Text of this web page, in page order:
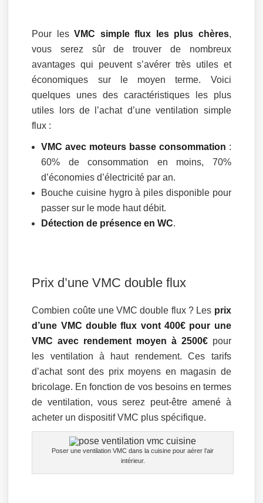
Pour lesVMC simple flux les plus chères,
vous serez sûr de trouver de nombreux
avantages qui peuvent s’avérer très utiles et
économiques sur le moyen terme. Voici
quelques unes des caractéristiques les plus
utiles lors de l’achat d’une ventilation simple
flux :
VMC avec moteurs basse consommation :
60% de consommation en moins, 70%
d’économies d’électricité par an.
Bouche cuisine hygro à piles disponible pour
passer sur le mode haut débit.
Détection de présence en WC.
Prix d’une VMC double flux
Combien coûte une VMC double flux ? Les prix
d’une VMC double flux vont 400€ pour une
VMC avec rendement moyen à 2500€pour
les ventilation à haut rendement. Ces tarifs
d’achat sont des prix moyens en magasin de
bricolage. En fonction de vos besoins en termes
de ventilation, vous serez peut-être amené à
acheter un dispositif VMC plus spécifique.
Poser une ventilation VMC dans la cuisine pour aérer l’air
intérieur.